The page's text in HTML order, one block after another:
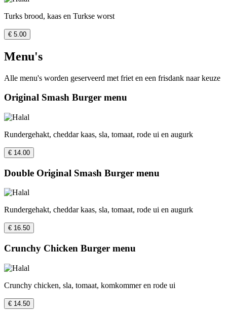
Turks brood, kaas en Turkse worst
€ 5.00
Menu's
Alle menu's worden geserveerd met friet en een frisdank naar keuze
Original Smash Burger menu
Rundergehakt, cheddar kaas, sla, tomaat, rode ui en augurk
€ 14.00
Double Original Smash Burger menu
Rundergehakt, cheddar kaas, sla, tomaat, rode ui en augurk
€ 16.50
Crunchy Chicken Burger menu
Crunchy chicken, sla, tomaat, komkommer en rode ui
€ 14.50